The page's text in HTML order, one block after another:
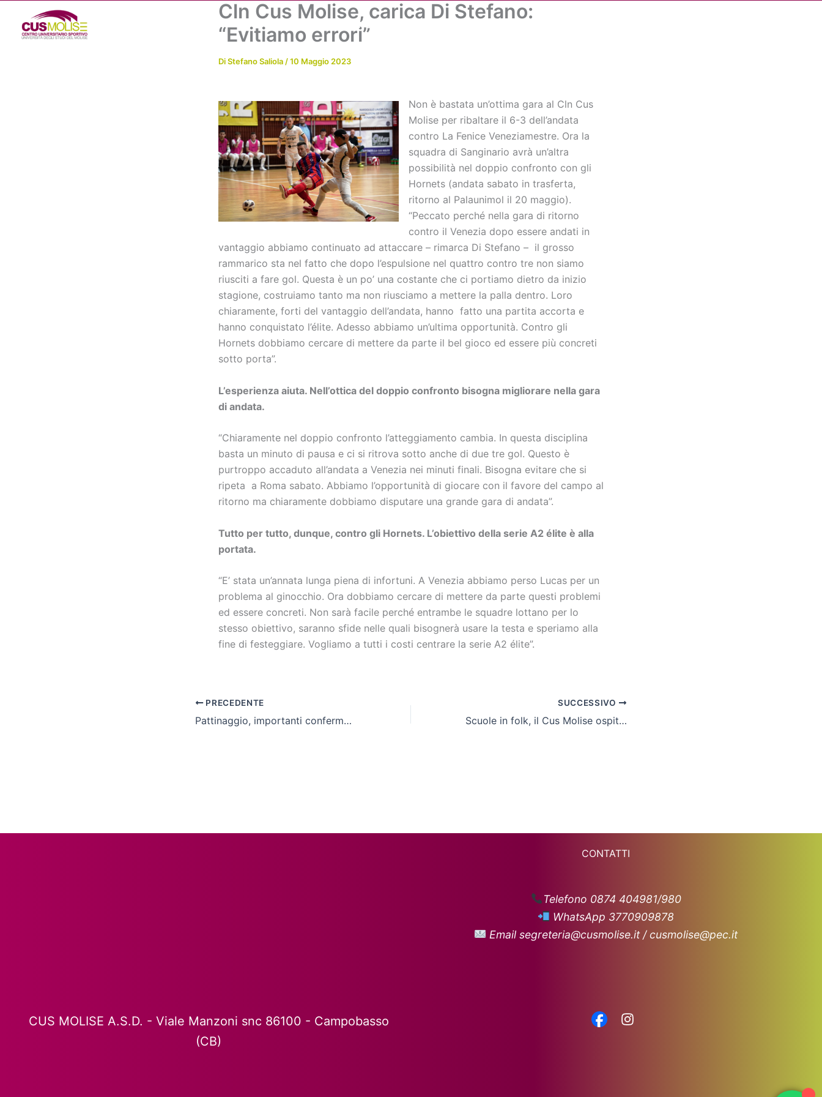
contenuto
Chi siamo
Cln Cus Molise, carica Di Stefano:
“Evitiamo errori”
DiStefano Saliola /10 Maggio 2023
Non è bastata un’ottima gara al Cln Cus
Molise per ribaltare il 6-3 dell’andata
contro La Fenice Veneziamestre. Ora la
squadra di Sanginario avrà un’altra
possibilità nel doppio confronto con gli
Hornets (andata sabato in trasferta,
ritorno al Palaunimol il 20 maggio).
“Peccato perché nella gara di ritorno
contro il Venezia dopo essere andati in
vantaggio abbiamo continuato ad attaccare – rimarca Di Stefano – il grosso
rammarico sta nel fatto che dopo l’espulsione nel quattro contro tre non siamo
riusciti a fare gol. Questa è un po’ una costante che ci portiamo dietro da inizio
stagione, costruiamo tanto ma non riusciamo a mettere la palla dentro. Loro
chiaramente, forti del vantaggio dell’andata, hanno fatto una partita accorta e
hanno conquistato l’élite. Adesso abbiamo un’ultima opportunità. Contro gli
Hornets dobbiamo cercare di mettere da parte il bel gioco ed essere più concreti
sotto porta”.
L’esperienza aiuta. Nell’ottica del doppio confronto bisogna migliorare nella gara
di andata.
“Chiaramente nel doppio confronto l’atteggiamento cambia. In questa disciplina
basta un minuto di pausa e ci si ritrova sotto anche di due tre gol. Questo è
purtroppo accaduto all’andata a Venezia nei minuti finali. Bisogna evitare che si
ripeta a Roma sabato. Abbiamo l’opportunità di giocare con il favore del campo al
ritorno ma chiaramente dobbiamo disputare una grande gara di andata”.
Tutto per tutto, dunque, contro gli Hornets. L’obiettivo della serie A2 élite è alla
portata.
“E’ stata un’annata lunga piena di infortuni. A Venezia abbiamo perso Lucas per un
problema al ginocchio. Ora dobbiamo cercare di mettere da parte questi problemi
ed essere concreti. Non sarà facile perché entrambe le squadre lottano per lo
stesso obiettivo, saranno sfide nelle quali bisognerà usare la testa e speriamo alla
fine di festeggiare. Vogliamo a tutti i costi centrare la serie A2 élite”.
PRECEDENTE
Pattinaggio, importanti conferme a Porto d’Ascoli
SUCCESSIVO
Scuole in folk, il Cus Molise ospita la prima edizione
CONTATTI
Telefono 0874 404981/980
WhatsApp 3770909878
Email segreteria@cusmolise.it / cusmolise@pec.it
CUS MOLISE A.S.D. - Viale Manzoni snc 86100 - Campobasso
(CB)